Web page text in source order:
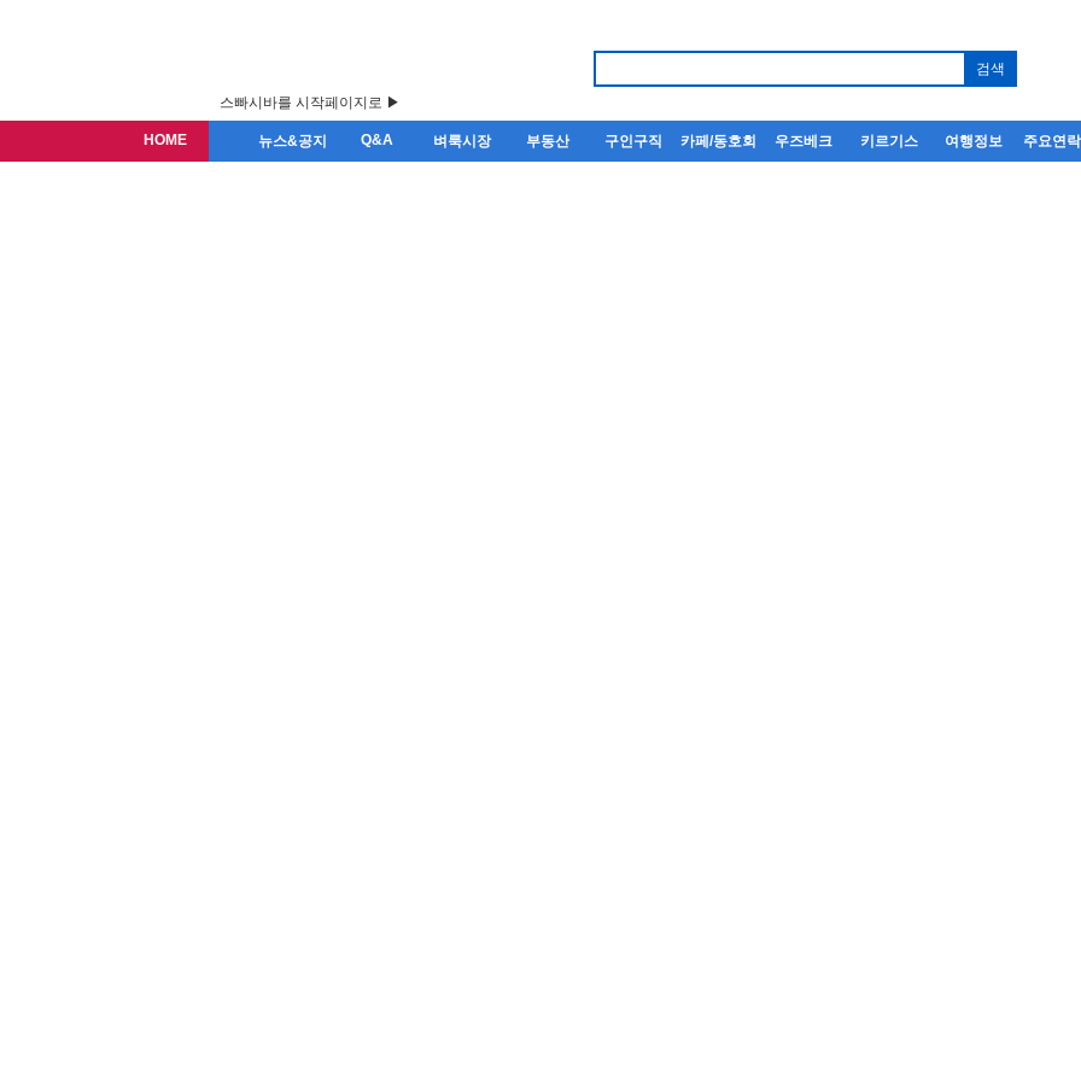
스빠시바를 시작페이지로 ▶
HOME 뉴스&공지 Q&A 벼룩시장 부동산 구인구직 카페/동호회 우즈베크 키르기스 여행정보 주요연